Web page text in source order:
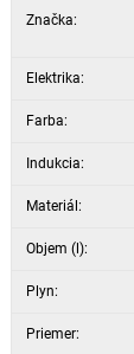
Značka:
Elektrika:
Farba:
Indukcia:
Materiál:
Objem (l):
Plyn:
Priemer: